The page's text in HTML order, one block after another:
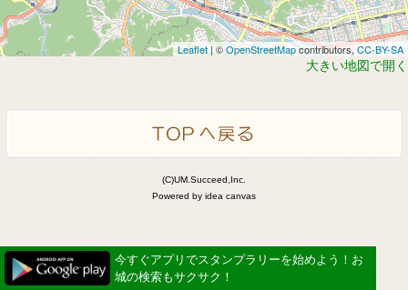
Leaflet| ©OpenStreetMapcontributors,CC-BY-SA
大きい地図で開く
(C)UM.Succeed,Inc.
Powered by idea canvas
今すぐアプリでスタンプラリーを始めよう！お
城の検索もサクサク！